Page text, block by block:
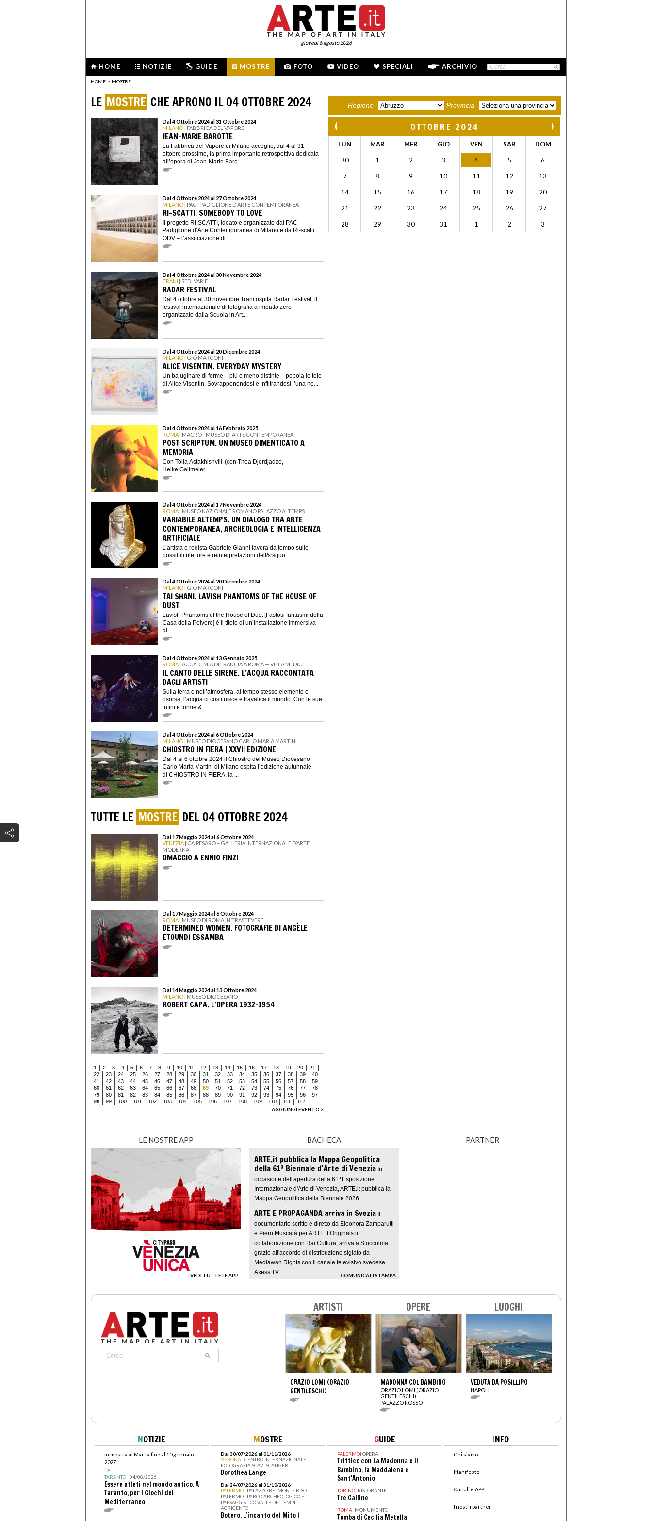
giovedì 6 agosto 2026
HOME NOTIZIE GUIDE MOSTRE FOTO VIDEO SPECIALI ARCHIVIO
HOME > MOSTRE
LE MOSTRE CHE APRONO IL 04 OTTOBRE 2024
Dal 4 Ottobre 2024 al 31 Ottobre 2024
MILANO | FABBRICA DEL VAPORE
JEAN-MARIE BAROTTE
La Fabbrica del Vapore di Milano accoglie, dal 4 al 31
ottobre prossimo, la prima importante retrospettiva dedicata
all’opera di Jean-Marie Baro...
Dal 4 Ottobre 2024 al 27 Ottobre 2024
MILANO | PAC - PADIGLIONE D'ARTE CONTEMPORANEA
RI-SCATTI. SOMEBODY TO LOVE
Il progetto RI-SCATTI, ideato e organizzato dal PAC
Padiglione d’Arte Contemporanea di Milano e da Ri-scatti
ODV – l’associazione di...
Dal 4 Ottobre 2024 al 30 Novembre 2024
TRANI | SEDI VARIE
RADAR FESTIVAL
Dal 4 ottobre al 30 novembre Trani ospita Radar Festival, il
festival internazionale di fotografia a impatto zero
organizzato dalla Scuola in Art...
Dal 4 Ottobre 2024 al 20 Dicembre 2024
MILANO | GIÓ MARCONI
ALICE VISENTIN. EVERYDAY MYSTERY
Un baluginare di forme – più o meno distinte – popola le tele
di Alice Visentin. Sovrapponendosi e infiltrandosi l’una ne...
Dal 4 Ottobre 2024 al 16 Febbraio 2025
ROMA | MACRO - MUSEO DI ARTE CONTEMPORANEA
POST SCRIPTUM. UN MUSEO DIMENTICATO A
MEMORIA
Con Tolia Astakhishvili (con Thea Djordjadze,
Heike Gallmeier......
Dal 4 Ottobre 2024 al 17 Novembre 2024
ROMA | MUSEO NAZIONALE ROMANO PALAZZO ALTEMPS
VARIABILE ALTEMPS. UN DIALOGO TRA ARTE
CONTEMPORANEA, ARCHEOLOGIA E INTELLIGENZA
ARTIFICIALE
L’artista e regista Gabriele Gianni lavora da tempo sulle
possibili riletture e reinterpretazioni dell&rsquo...
Dal 4 Ottobre 2024 al 20 Dicembre 2024
MILANO | GIÓ MARCONI
TAI SHANI. LAVISH PHANTOMS OF THE HOUSE OF
DUST
Lavish Phantoms of the House of Dust [Fastosi fantasmi della
Casa della Polvere] è il titolo di un’installazione immersiva
di...
Dal 4 Ottobre 2024 al 13 Gennaio 2025
ROMA | ACCADEMIA DI FRANCIA A ROMA — VILLA MEDICI
IL CANTO DELLE SIRENE. L’ACQUA RACCONTATA
DAGLI ARTISTI
Sulla terra e nell’atmosfera, al tempo stesso elemento e
risorsa, l’acqua ci costituisce e travalica il mondo. Con le sue
infinite forme &...
Dal 4 Ottobre 2024 al 6 Ottobre 2024
MILANO | MUSEO DIOCESANO CARLO MARIA MARTINI
CHIOSTRO IN FIERA | XXVII EDIZIONE
Dal 4 al 6 ottobre 2024 il Chiostro del Museo Diocesano
Carlo Maria Martini di Milano ospita l’edizione autunnale
di CHIOSTRO IN FIERA, la ...
TUTTE LE MOSTRE DEL 04 OTTOBRE 2024
Dal 17 Maggio 2024 al 6 Ottobre 2024
VENEZIA | CA’ PESARO – GALLERIA INTERNAZIONALE D’ARTE
MODERNA
OMAGGIO A ENNIO FINZI
Dal 17 Maggio 2024 al 6 Ottobre 2024
ROMA | MUSEO DI ROMA IN TRASTEVERE
DETERMINED WOMEN. FOTOGRAFIE DI ANGÈLE
ETOUNDI ESSAMBA
Dal 14 Maggio 2024 al 13 Ottobre 2024
MILANO | MUSEO DIOCESANO
ROBERT CAPA. L’OPERA 1932-1954
1 2 3 4 5 6 7 8 9 10 11 12 13 14 15 16 17 18 19 20
21
22
23 24 25 26 27 28 29 30 31 32 33 34 35 36 37 38 39
40
41
42 43 44 45 46 47 48 49 50 51 52 53 54 55 56 57 58
59
60
61 62 63 64 65 66 67 68 69 70 71 72 73 74 75 76 77
78
79
80 81 82 83 84 85 86 87 88 89 90 91 92 93 94 95 96
97
98
99 100 101 102 103 104 105 106 107 108 109 110 111
112
AGGIUNGI EVENTO >
Regione Provincia
OTTOBRE 2024
LUN MAR MER GIO VEN SAB DOM
30 1 2 3 4 5 6
7 8 9 10 11 12 13
14 15 16 17 18 19 20
21 22 23 24 25 26 27
28 29 30 31 1 2 3
LE NOSTRE APP
VEDI TUTTE LE APP
>
BACHECA
ARTE.it pubblica la Mappa Geopolitica
della 61ª Biennale d'Arte di Venezia In
occasione dell'apertura della 61ª Esposizione
Internazionale d'Arte di Venezia, ARTE.it pubblica la
Mappa Geopolitica della Biennale 2026
ARTE E PROPAGANDA arriva in Svezia Il
documentario scritto e diretto da Eleonora Zamparutti
e Piero Muscarà per ARTE.it Originals in
collaborazione con Rai Cultura, arriva a Stoccolma
grazie all'accordo di distribuzione siglato da
Mediawan Rights con il canale televisivo svedese
Axess TV.
COMUNICATI STAMPA
>
PARTNER
ARTISTI
ORAZIO LOMI (ORAZIO
GENTILESCHI)
OPERE
MADONNA COL BAMBINO
ORAZIO LOMI (ORAZIO
GENTILESCHI)
PALAZZO ROSSO
LUOGHI
VEDUTA DA POSILLIPO
NAPOLI
NOTIZIE
In mostra al MarTa fino al 10 gennaio
2027
">
TARANTO| 04/08/2026
Essere atleti nel mondo antico. A
Taranto, per i Giochi del
Mediterraneo
MOSTRE
Dal 30/07/2026 al 01/11/2026
VERONA | CENTRO INTERNAZIONALE DI
FOTOGRAFIA SCAVI SCALIGERI
Dorothea Lange
Dal 24/07/2026 al 31/10/2026
PALERMO | PALAZZO BELMONTE RISO -
PALERMO I PARCO ARCHEOLOGICO E
PAESAGGISTICO VALLE DEI TEMPLI -
AGRIGENTO
Botero. L’incanto del Mito I
GUIDE
PALERMO| OPERA
Trittico con La Madonna e il
Bambino, la Maddalena e
Sant'Antonio
TORINO| RISTORANTE
Tre Galline
ROMA| MONUMENTO
Tomba di Cecilia Metella
INFO
Chi siamo
Manifesto
Canali e APP
I nostri partner